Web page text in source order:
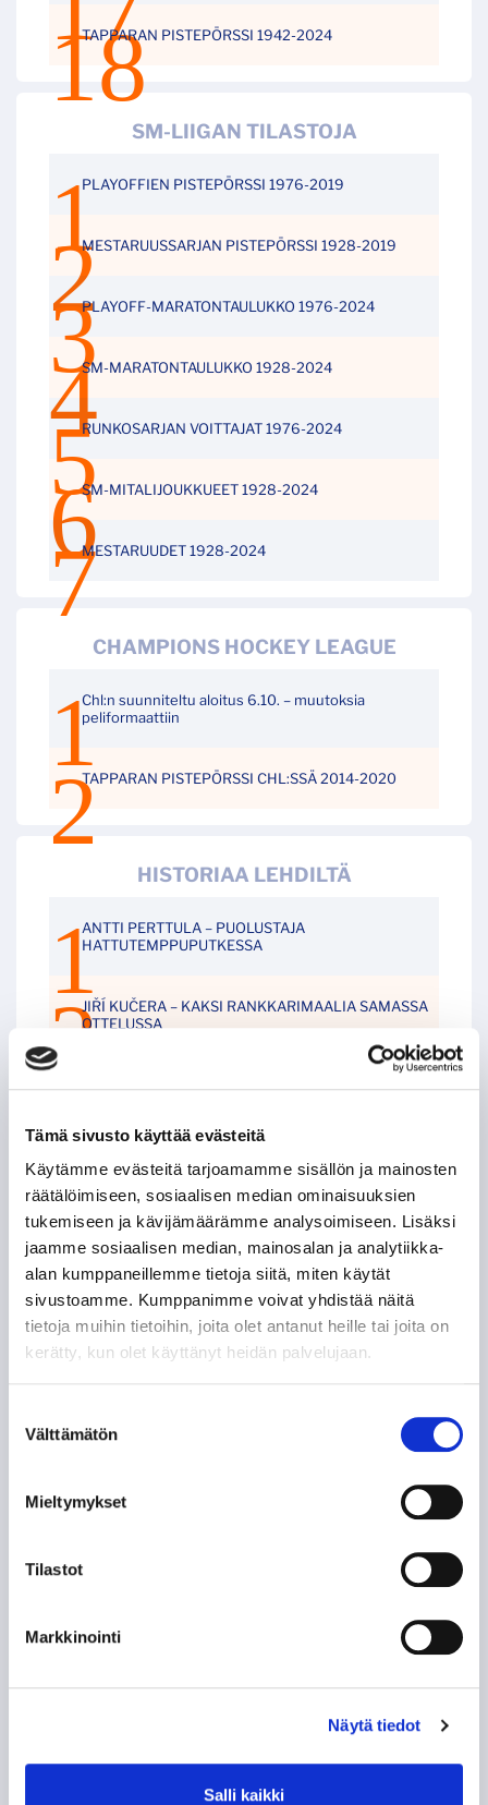
Tämä sivusto käyttää evästeitä
Käytämme evästeitä tarjoamamme sisällön ja mainosten
räätälöimiseen, sosiaalisen median ominaisuuksien
tukemiseen ja kävijämäärämme analysoimiseen. Lisäksi
jaamme sosiaalisen median, mainosalan ja analytiikka-
alan kumppaneillemme tietoja siitä, miten käytät
sivustoamme. Kumppanimme voivat yhdistää näitä
tietoja muihin tietoihin, joita olet antanut heille tai joita on
kerätty, kun olet käyttänyt heidän palvelujaan.
valinta
Välttämätön
Mieltymykset
Tilastot
Markkinointi
Näytä tiedot
Salli kaikki
TAPPARAN PISTEPÖRSSI 1942-2024
SM-LIIGAN TILASTOJA
PLAYOFFIEN PISTEPÖRSSI 1976-2019
MESTARUUSSARJAN PISTEPÖRSSI 1928-2019
PLAYOFF-MARATONTAULUKKO 1976-2024
SM-MARATONTAULUKKO 1928-2024
RUNKOSARJAN VOITTAJAT 1976-2024
SM-MITALIJOUKKUEET 1928-2024
MESTARUUDET 1928-2024
CHAMPIONS HOCKEY LEAGUE
Chl:n suunniteltu aloitus 6.10. – muutoksia
peliformaattiin
TAPPARAN PISTEPÖRSSI CHL:SSÄ 2014-2020
HISTORIAA LEHDILTÄ
ANTTI PERTTULA – PUOLUSTAJA
HATTUTEMPPUPUTKESSA
JIŘÍ KUČERA – KAKSI RANKKARIMAALIA SAMASSA
OTTELUSSA
POHJOIS-AMERIKAN AMMATTILAISET TASON
MITTARINA
TAPPARAN RANSKALAINEN VISIITTI ALASARJAAN
TYYLITAITURIEN KRUUNAAMATON KUNINGAS
ILPO KAUHASEN 188 MINUUTTIA JULKISUUTTA
TUNTEMATTOMAMPI TARINA TAKAVUOSILTA
KAMPPAILU TAMPEREEN HERRUUDESTA 50
KUN TAPPARA ZSKA:N KAATOI